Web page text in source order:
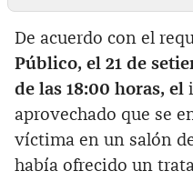
De acuerdo con el
Público, el 21 de
de las 18:00 horas, el
aprovechado que se
víctima en un salón
había ofrecido un